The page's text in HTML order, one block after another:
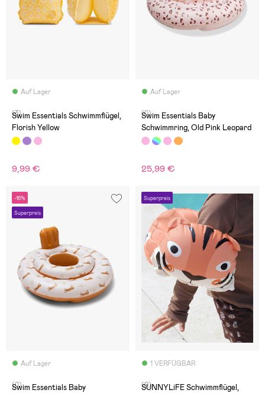
Auf Lager
(3)
Swim Essentials Schwimmflügel,
Florish Yellow
9,99 €
Auf Lager
(0)
Swim Essentials Baby
Schwimmring, Old Pink Leopard
25,99 €
-16%
Superpreis
Auf Lager
(0)
Swim Essentials Baby
Superpreis
1 VERFÜGBAR
(0)
SUNNYLiFE Schwimmflügel,